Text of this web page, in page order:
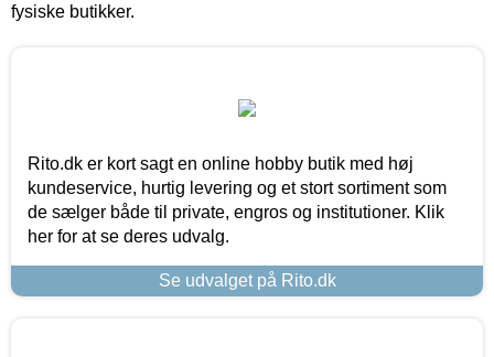
fysiske butikker.
Rito.dk er kort sagt en online hobby butik med høj
kundeservice, hurtig levering og et stort sortiment som
de sælger både til private, engros og institutioner. Klik
her for at se deres udvalg.
Se udvalget på Rito.dk